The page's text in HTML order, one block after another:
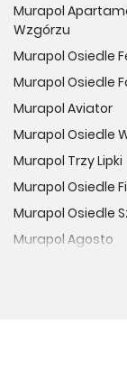
Murapol
Wzgórzu
Murapol Osiedle
Murapol Osiedle
Murapol Aviator
Murapol Osiedle
Murapol Trzy Lipki
Murapol Osiedle
Murapol Osiedle
Murapol Agosto